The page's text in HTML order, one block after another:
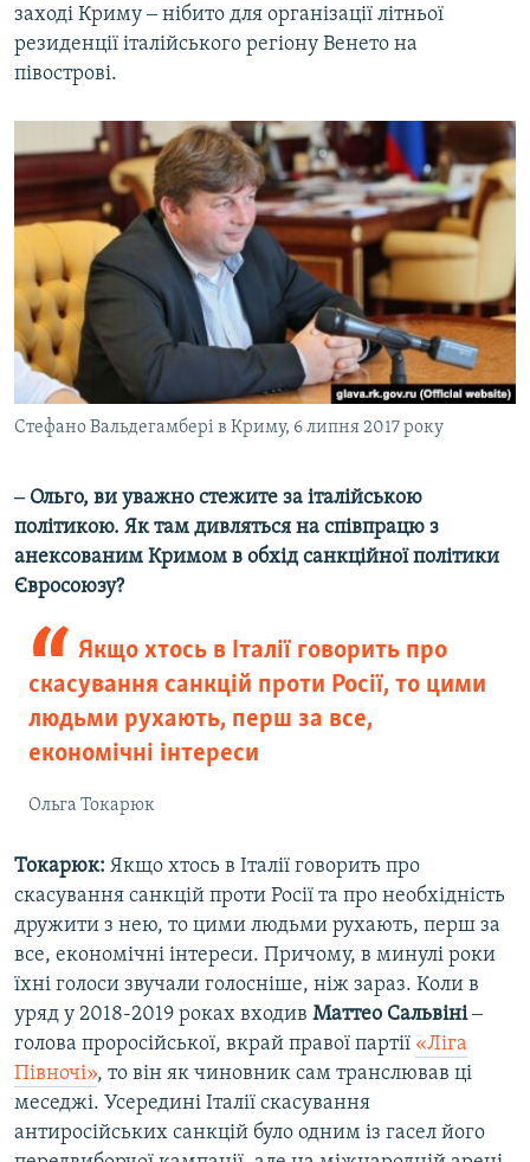
заході Криму ‒ нібито для організації літньої
резиденції італійського регіону Венето на
півострові.
Стефано Вальдегамбері в Криму, 6 липня 2017 року
‒ Ольго, ви уважно стежите за італійською
політикою. Як там дивляться на співпрацю з
анексованим Кримом в обхід санкційної політики
Євросоюзу?
Якщо хтось в Італії говорить про
скасування санкцій проти Росії, то цими
людьми рухають, перш за все,
економічні інтереси
Ольга Токарюк
Токарюк: Якщо хтось в Італії говорить про
скасування санкцій проти Росії та про необхідність
дружити з нею, то цими людьми рухають, перш за
все, економічні інтереси. Причому, в минулі роки
їхні голоси звучали голосніше, ніж зараз. Коли в
уряд у 2018-2019 роках входив Маттео Сальвіні‒
голова проросійської, вкрай правої партії «Ліга
Півночі», то він як чиновник сам транслював ці
меседжі. Усередині Італії скасування
антиросійських санкцій було одним із гасел його